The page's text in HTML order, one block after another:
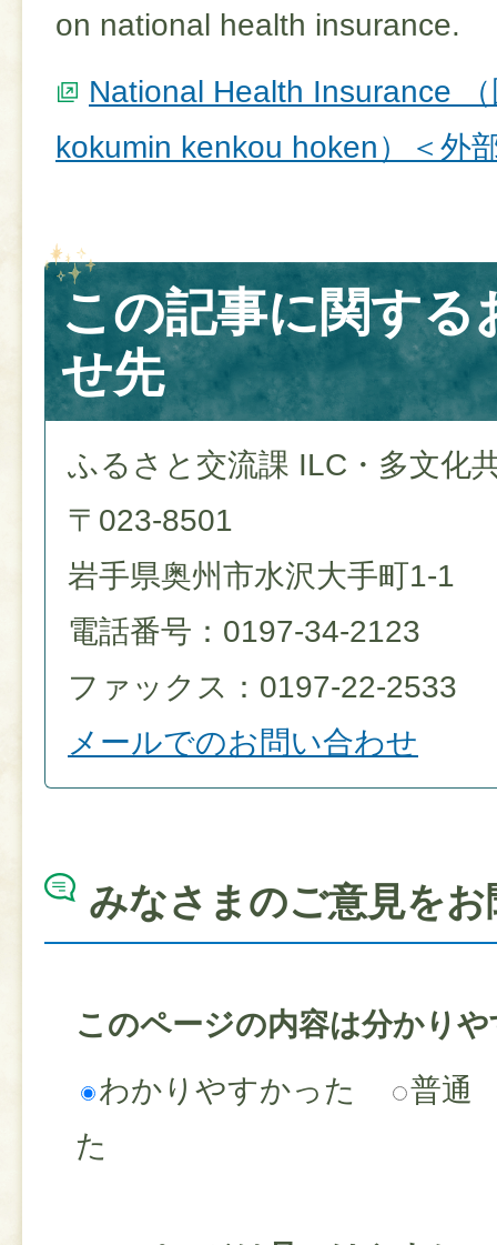
on national health insurance.
National Health Insurance
kokumin kenkou hoken）＜外
この記事に関する
せ先
ふるさと交流課 ILC・多文化
〒023-8501
岩手県奥州市水沢大手町1-1
電話番号：0197-34-2123
ファックス：0197-22-2533
メールでのお問い合わせ
みなさまのご意見を
このページの内容は分かり
わかりやすかった
普通
た